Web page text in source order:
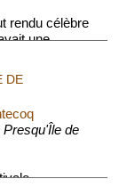
rendu célèbre
une
DE
Presqu'Île de